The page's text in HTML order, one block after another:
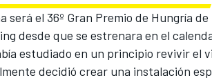
será el 36º Gran Premio de Hungría
desde que se estrenara en el
estudiado en un principio revivir el
decidió crear una instalación